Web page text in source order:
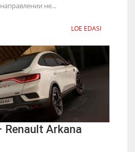
не...
LOE EDASI
Renault Arkana